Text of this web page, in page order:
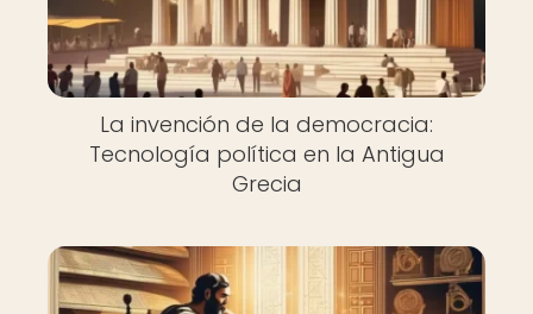
La invención de la democracia:
Tecnología política en la Antigua
Grecia